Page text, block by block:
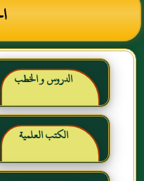
الدروس و الخطب
الكتب العلمية